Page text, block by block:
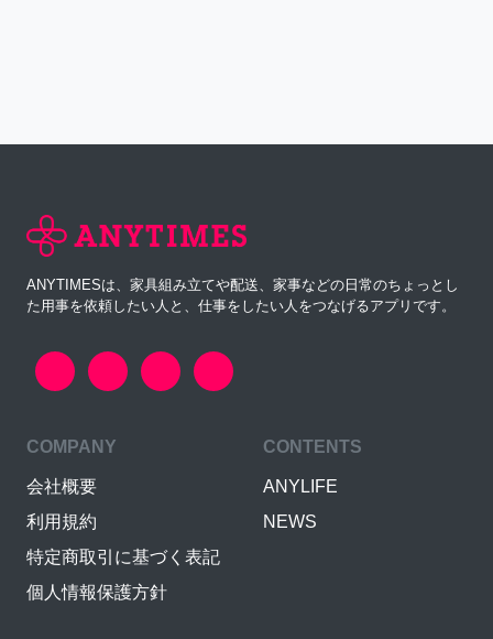
ANYTIMESは、家具組み立てや配送、家事などの日常のちょっとし
た用事を依頼したい人と、仕事をしたい人をつなげるアプリです。
COMPANY
会社概要
利用規約
特定商取引に基づく表記
個人情報保護方針
CONTENTS
ANYLIFE
NEWS